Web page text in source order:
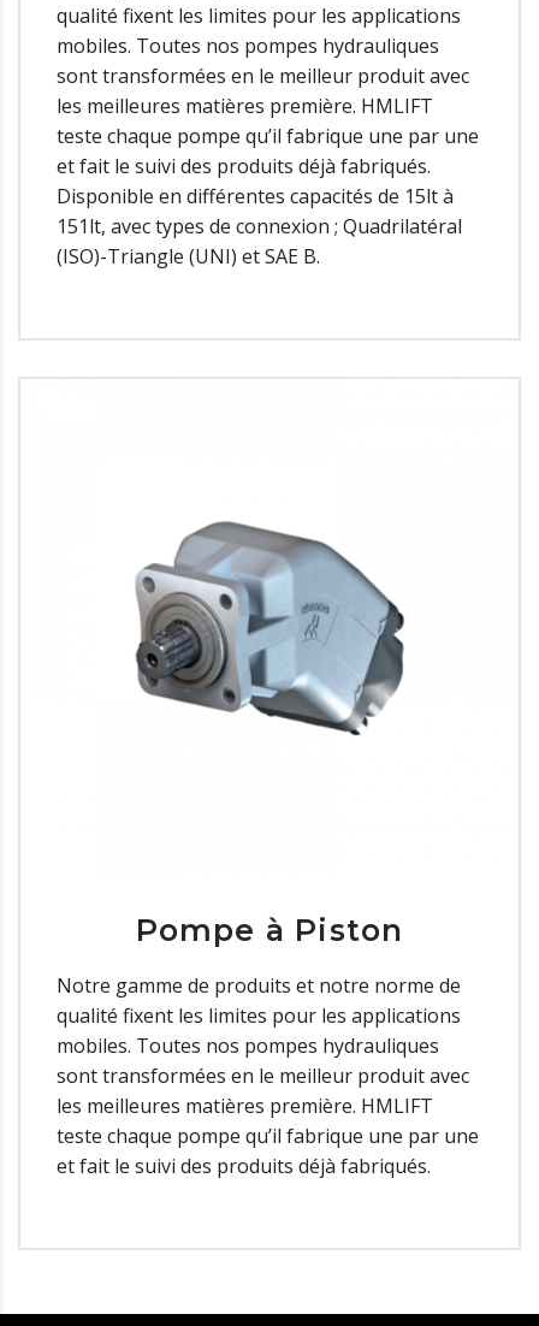
qualité fixent les limites pour les applications
mobiles. Toutes nos pompes hydrauliques
sont transformées en le meilleur produit avec
les meilleures matières première. HMLIFT
teste chaque pompe qu’il fabrique une par une
et fait le suivi des produits déjà fabriqués.
Disponible en différentes capacités de 15lt à
151lt, avec types de connexion ; Quadrilatéral
(ISO)-Triangle (UNI) et SAE B.
Pompe à Piston
Notre gamme de produits et notre norme de
qualité fixent les limites pour les applications
mobiles. Toutes nos pompes hydrauliques
sont transformées en le meilleur produit avec
les meilleures matières première. HMLIFT
teste chaque pompe qu’il fabrique une par une
et fait le suivi des produits déjà fabriqués.